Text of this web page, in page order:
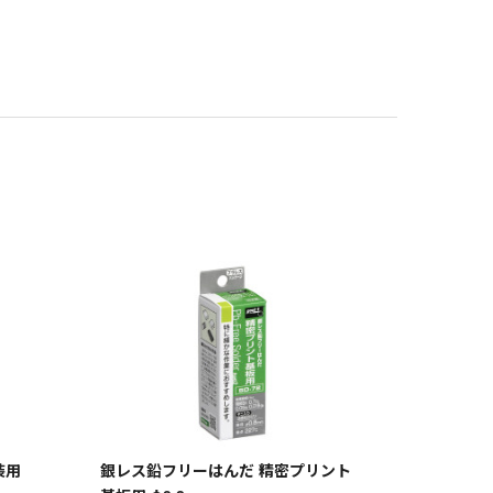
用
銀レス鉛フリーはんだ 精密プリント